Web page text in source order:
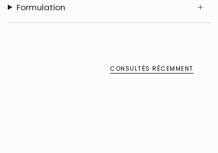
Formulation
CONSULTÉS RÉCEMMENT